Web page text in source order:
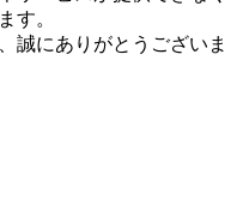
す。
誠にありがとうございま